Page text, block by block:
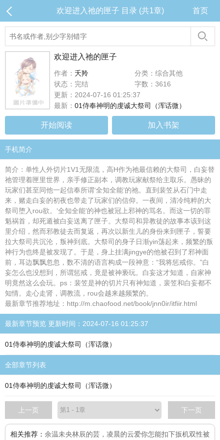
欢迎进入祂的匣子 目录 (共1章) 首页
欢迎进入祂的匣子
作者： 夭羚
分类：综合其他
状态：完结
字数：3616
更新：2024-07-16 01:25:37
最新： 01侍奉神明的虔诚大祭司（浑话微）
开始阅读 加入书架
手机简介
简介：单性人外切片1V1无限流，高H作为祂最信赖的大祭司，白妄替
祂管理着匣里世界，亲手修正副本，调教玩家献祭给主取乐。愚昧的
玩家们甚至同他一起信奉所谓‘全知全能’的祂。直到裴笠从石门中走
来，赌走白妄的初夜也带走了玩家们的信仰。一夜间，清冷纯粹的大
祭司堕入rou欲。‘全知全能’的神也被冠上邪神的骂名。而这一切的罪
魁祸首，却死遁被白妄送离了匣子。大祭司和异教徒的故事本该到这
里介绍，然而邪教徒去而复返，再次以新生儿的身份来到匣子，誓要
拉大祭司共沉沦，叛神到底。大祭司的身子日渐yin荡起来，频繁的叛
神行为也终是被发现了。于是，身上挂满jingye的他被召到了邪神面
前，耳边飘飘忽忽，数不清的语言构成一段神意：“我将惩戒你。”白
妄怎么也没想到，所谓惩戒，竟是被神亵玩。白妄这才知道，自家神
明竟然这么会玩。ps：裴笠是神的切片只有神知道，裴笠和白妄都不
知情。走心走肾，调教流，rou会越来越频繁的。
最新章节推荐地址：http://m.chaofood.net/book/jnn0ir/itfiir.html
最新章节预览 更新时间：2024-07-16 01:25:37
01侍奉神明的虔诚大祭司（浑话微）
全部章节列表
01侍奉神明的虔诚大祭司（浑话微）
上一页 下一页
相关推荐： 余温未央林辰的芸，凌晨的云爱你怎能扣下扳机双性被